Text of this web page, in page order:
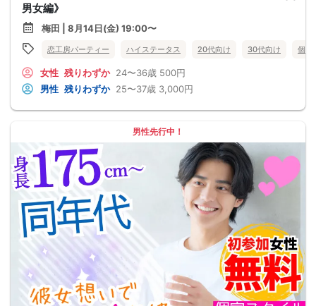
男女編》
梅田 | 8月14日(金) 19:00〜
恋工房パーティー ハイステータス 20代向け 30代向け 個室
女性 残りわずか 24〜36歳 500円
男性 残りわずか 25〜37歳 3,000円
男性先行中！